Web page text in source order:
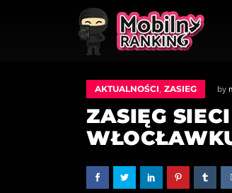
AKTUALNOŚCI ZASIEG by
ZASIĘG